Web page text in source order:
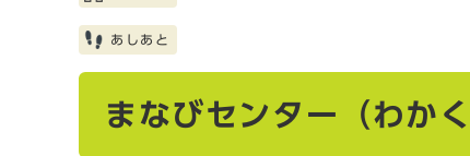
あしあと
まなびセンター（わか